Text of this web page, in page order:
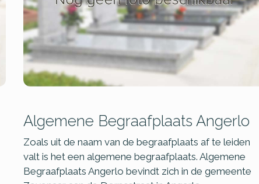
Algemene Begraafplaats Angerlo
Zoals uit de naam van de begraafplaats af te leiden
valt is het een algemene begraafplaats. Algemene
Begraafplaats Angerlo bevindt zich in de gemeente